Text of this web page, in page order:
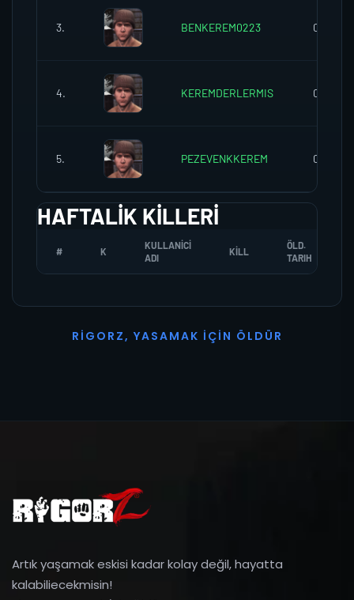
3. BENKEREM0223 0
4. KEREMDERLERMIS 0
5. PEZEVENKKEREM 0
HAFTALIK KILLERI
# K
KULLANICI
ADI
KILL
ÖLD.
TARIH
R I G O R Z, YASAMAK İ ÇI N Ö L D Ü R
Artık yaşamak eskisi kadar kolay değil, hayatta
kalabiliecekmisin!